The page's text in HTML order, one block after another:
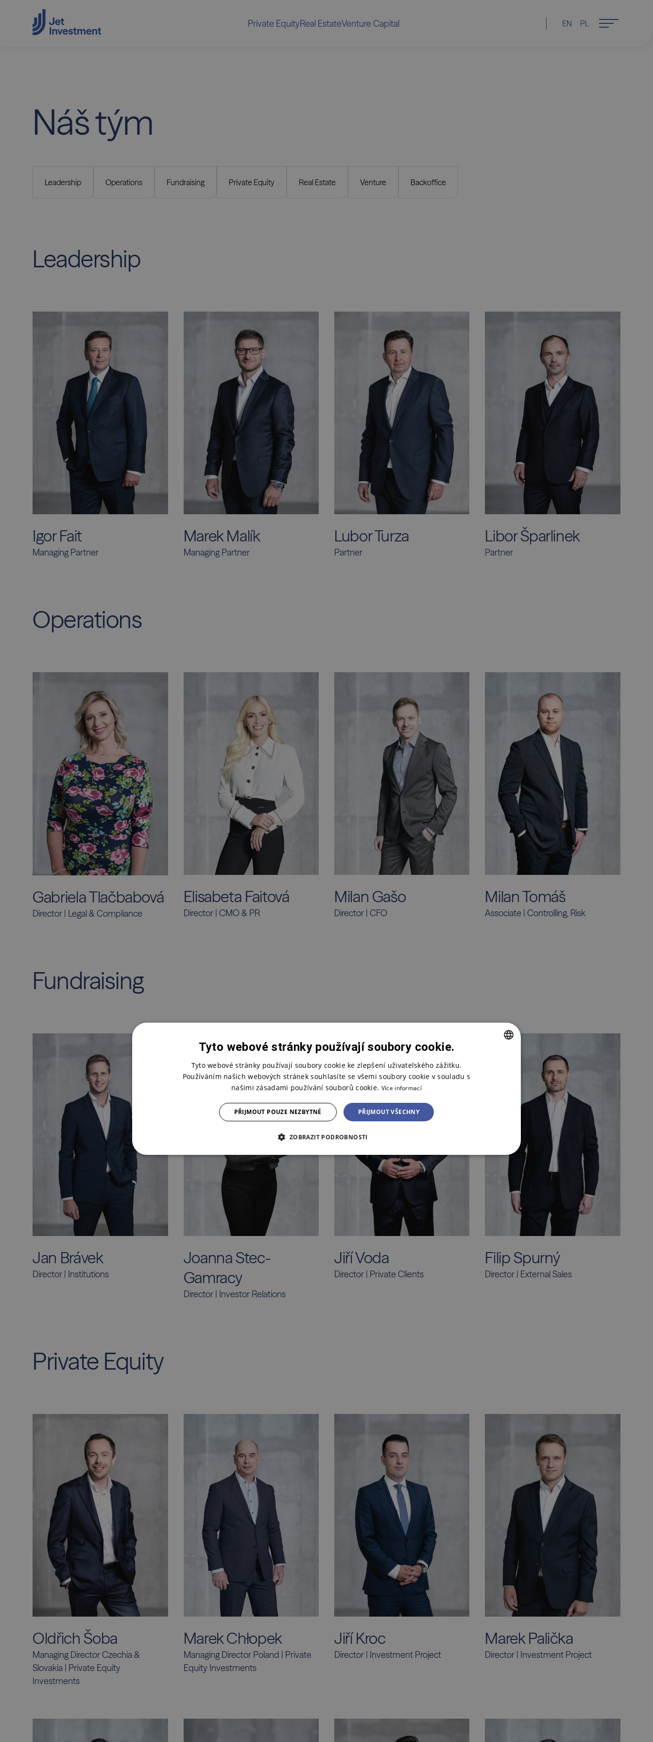
Private EquityReal EstateVenture Capital EN PL
Náštým
Leadership Operations Fundraising Private Equity Real Estate Venture Backoffice
Leadership
Igor Fait
Managing Partner
Marek Malík
Managing Partner
Lubor Turza
Partner
Libor Šparlinek
Partner
Operations
Gabriela Tlačbabová
Director | Legal & Compliance
Elisabeta Faitová
Director | CMO & PR
Milan Gašo
Director | CFO
Milan Tomáš
Associate | Controlling, Risk
Fundraising
Jan Brávek
Director | Institutions
Joanna Stec-
Gamracy
Director | Investor Relations
Jiří Voda
Director | Private Clients
Filip Spurný
Director | External Sales
Private Equity
Oldřich Šoba
Managing Director Czechia &
Slovakia | Private Equity
Investments
Marek Chłopek
Managing Director Poland | Private
Equity Investments
Jiří Kroc
Director | Investment Project
Marek Palička
Director | Investment Project
Tyto webové stránky používají soubory cookie.
Tyto webové stránky používají soubory cookie ke zlepšení uživatelského zážitku.
Používáním našich webových stránek souhlasíte se všemi soubory cookie v souladu s
našimi zásadami používání souborů cookie. Více informací
PŘIJMOUT VŠECHNY
PŘIJMOUT POUZE NEZBYTNÉ
ZOBRAZIT PODROBNOSTI